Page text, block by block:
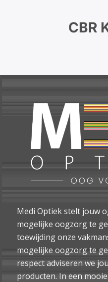
CBR
Medi Optiek stelt jouw
mogelijke oogzorg te
toewijding onze
mogelijke oogzorg te
respect adviseren we
producten. In een